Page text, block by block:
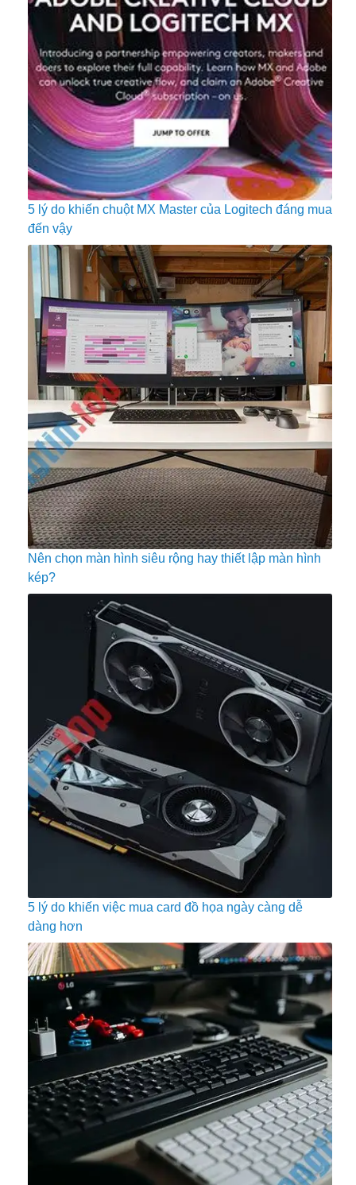
5 lý do khiến chuột MX Master của Logitech đáng mua
đến vậy
Nên chọn màn hình siêu rộng hay thiết lập màn hình
kép?
5 lý do khiến việc mua card đồ họa ngày càng dễ
dàng hơn